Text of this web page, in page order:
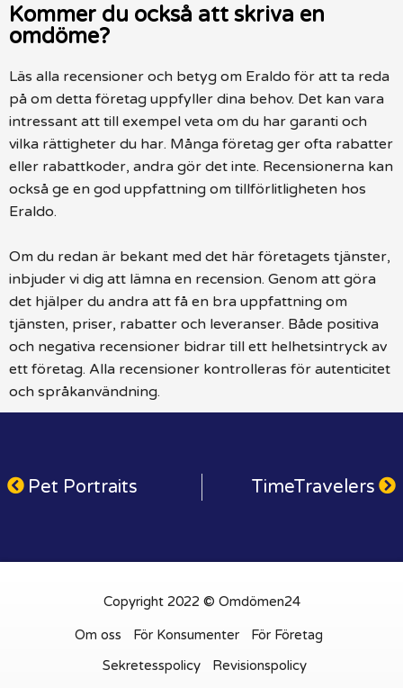
Kommer du också att skriva en
omdöme?
Läs alla recensioner och betyg om Eraldo för att ta reda
på om detta företag uppfyller dina behov. Det kan vara
intressant att till exempel veta om du har garanti och
vilka rättigheter du har. Många företag ger ofta rabatter
eller rabattkoder, andra gör det inte. Recensionerna kan
också ge en god uppfattning om tillförlitligheten hos
Eraldo.
Om du redan är bekant med det här företagets tjänster,
inbjuder vi dig att lämna en recension. Genom att göra
det hjälper du andra att få en bra uppfattning om
tjänsten, priser, rabatter och leveranser. Både positiva
och negativa recensioner bidrar till ett helhetsintryck av
ett företag. Alla recensioner kontrolleras för autenticitet
och språkanvändning.
Pet Portraits TimeTravelers
Copyright 2022 © Omdömen24
Om oss För Konsumenter
För Företag
Sekretesspolicy
Revisionspolicy